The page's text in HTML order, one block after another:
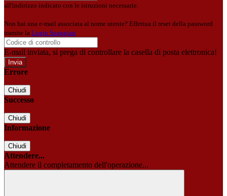
all'indirizzo indicato con le istruzioni necessarie.
Non hai una e-mail associata al nome utente? Effettua il reset della password
tramite la Login Spaggiari
E-mail inviata, si prega di controllare la casella di posta elettronica!
Errore
Chiudi
Successo
Chiudi
Informazione
Chiudi
Attendere...
Attendere il completamento dell'operazione...